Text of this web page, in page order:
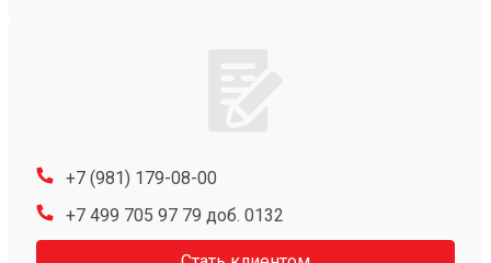
+7 (981) 179-08-00
+7 499 705 97 79 доб. 0132